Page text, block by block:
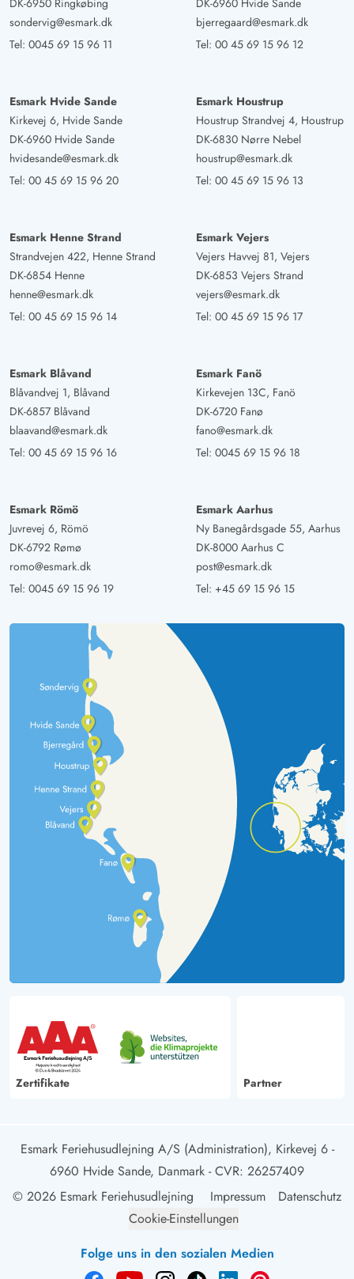
DK-6950 Ringkøbing
sondervig@esmark.dk
Tel: 0045 69 15 96 11
DK-6960 Hvide Sande
bjerregaard@esmark.dk
Tel: 00 45 69 15 96 12
Esmark Hvide Sande
Kirkevej 6, Hvide Sande
DK-6960 Hvide Sande
hvidesande@esmark.dk
Tel: 00 45 69 15 96 20
Esmark Houstrup
Houstrup Strandvej 4, Houstrup
DK-6830 Nørre Nebel
houstrup@esmark.dk
Tel: 00 45 69 15 96 13
Esmark Henne Strand
Strandvejen 422, Henne Strand
DK-6854 Henne
henne@esmark.dk
Tel: 00 45 69 15 96 14
Esmark Vejers
Vejers Havvej 81, Vejers
DK-6853 Vejers Strand
vejers@esmark.dk
Tel: 00 45 69 15 96 17
Esmark Blåvand
Blåvandvej 1, Blåvand
DK-6857 Blåvand
blaavand@esmark.dk
Tel: 00 45 69 15 96 16
Esmark Fanö
Kirkevejen 13C, Fanö
DK-6720 Fanø
fano@esmark.dk
Tel: 0045 69 15 96 18
Esmark Römö
Juvrevej 6, Römö
DK-6792 Rømø
romo@esmark.dk
Tel: 0045 69 15 96 19
Esmark Aarhus
Ny Banegårdsgade 55, Aarhus
DK-8000 Aarhus C
post@esmark.dk
Tel: +45 69 15 96 15
Zertifikate Partner
Esmark Feriehusudlejning A/S (Administration), Kirkevej 6 -
6960 Hvide Sande, Danmark - CVR: 26257409
© 2026 Esmark Feriehusudlejning
Impressum
Datenschutz
Cookie-Einstellungen
Folge uns in den sozialen Medien